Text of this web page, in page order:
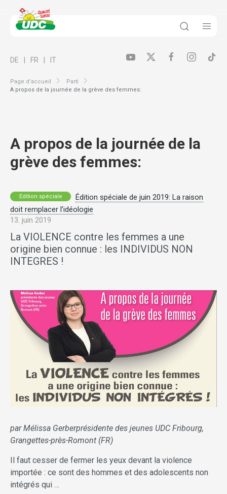
Page d’accueil
Parti
A propos de la journée de la grève des femmes:
DE FR IT
A propos de la journée de la
grève des femmes:
Edition spéciale
Édition spéciale de juin 2019: La raison
doit remplacer l’idéologie
13. juin 2019
La VIOLENCE contre les femmes a une
origine bien connue : les INDIVIDUS NON
INTEGRES !
par Mélissa Gerberprésidente des jeunes UDC Fribourg,
Grangettes-près-Romont (FR)
Il faut cesser de fermer les yeux devant la violence
importée : ce sont des hommes et des adolescents non
intégrés qui …